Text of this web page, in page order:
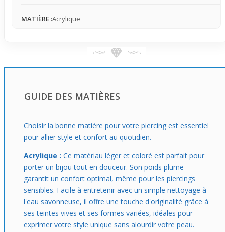
lobe de manière excessive.
s’intègre facilement à un look casual ou streetwear.
nouveau style sans engagement lourd.
MATIÈRE :Acrylique
GUIDE DES MATIÈRES
Choisir la bonne matière pour votre piercing est essentiel
pour allier style et confort au quotidien.
Acrylique : Ce matériau léger et coloré est parfait pour
porter un bijou tout en douceur. Son poids plume
garantit un confort optimal, même pour les piercings
sensibles. Facile à entretenir avec un simple nettoyage à
l'eau savonneuse, il offre une touche d'originalité grâce à
ses teintes vives et ses formes variées, idéales pour
exprimer votre style unique sans alourdir votre peau.